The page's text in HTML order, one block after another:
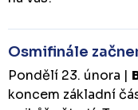
Osmifinále
Pondělí 23. února |
koncem základní